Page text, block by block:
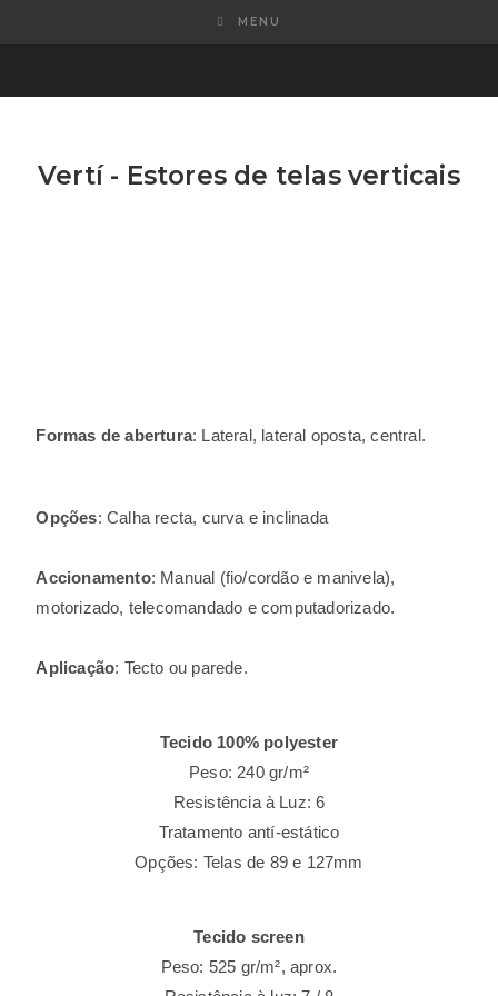
MENU
Vertí - Estores de telas verticais
Formas de abertura: Lateral, lateral oposta, central.
Opções: Calha recta, curva e inclinada
Accionamento: Manual (fio/cordão e manivela),
motorizado, telecomandado e computadorizado.
Aplicação: Tecto ou parede.
Tecido 100% polyester
Peso: 240 gr/m²
Resistência à Luz: 6
Tratamento antí-estático
Opções: Telas de 89 e 127mm
Tecido screen
Peso: 525 gr/m², aprox.